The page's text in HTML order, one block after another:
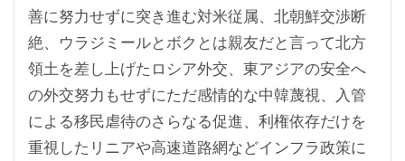
善に努力せずに突き進む対米従属、北朝鮮交渉断
絶、ウラジミールとボクとは親友だと言って北方
領土を差し上げたロシア外交、東アジアの安全へ
の外交努力もせずにただ感情的な中韓蔑視、入管
による移民虐待のさらなる促進、利権依存だけを
重視したリニアや高速道路網などインフラ政策に